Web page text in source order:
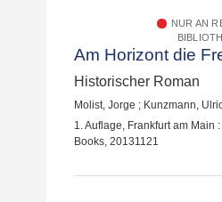
NUR AN
Am Horizont die
Historischer Roman
Molist, Jorge ; Kunzmann,
1. Auflage, Frankfurt am Main
Books, 20131121